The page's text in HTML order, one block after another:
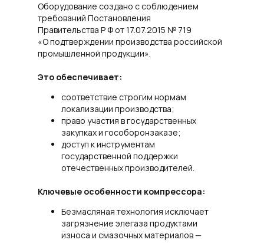
Оборудование создано с соблюдением
требований Постановления
Правительства Р Ф от 17.07.2015 № 719
«О подтверждении производства российской
промышленной продукции».
Это обеспечивает:
соответствие строгим нормам
локализации производства;
право участия в государственных
закупках и гособоронзаказе;
доступ к инструментам
государственной поддержки
отечественных производителей.
Ключевые особенности компрессора:
Безмасляная технология исключает
загрязнение элегаза продуктами
износа и смазочных материалов —